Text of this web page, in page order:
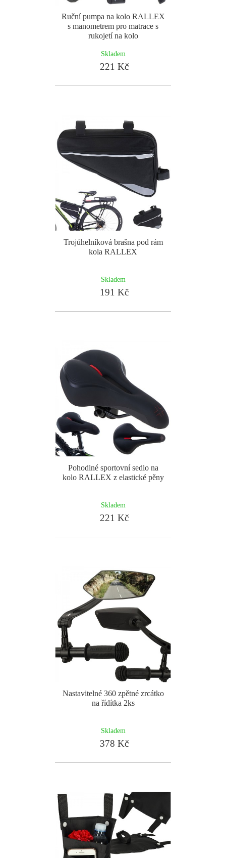
Ruční pumpa na kolo RALLEX
s manometrem pro matrace s
rukojetí na kolo
Skladem
221 Kč
Trojúhelníková brašna pod rám
kola RALLEX
Skladem
191 Kč
Pohodlné sportovní sedlo na
kolo RALLEX z elastické pěny
Skladem
221 Kč
Nastavitelné 360 zpětné zrcátko
na řídítka 2ks
Skladem
378 Kč